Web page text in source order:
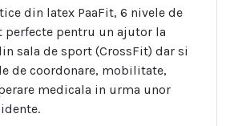
din latex PaaFit, 6 nivele de
perfecte pentru un ajutor la
sala de sport (CrossFit) dar si
de coordonare, mobilitate,
medicala in urma unor